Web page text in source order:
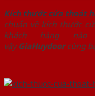
Kích thướccửa thoát
chuẩn về kích thước
khách hàng
vậyGiaHuydoorcùng